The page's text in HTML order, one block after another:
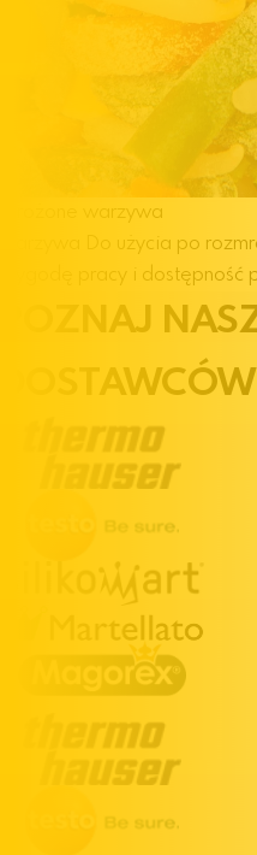
Mrożone warzywa
Do użycia po
wygodę pracy i dostępność
POZNAJ
DOSTAWCÓW